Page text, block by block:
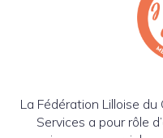
La Fédération Lilloise
Services a pour rôle